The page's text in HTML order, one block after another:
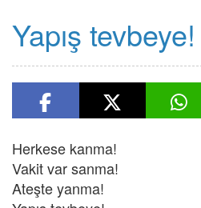
Yapış tevbeye!
Herkese kanma!
Vakit var sanma!
Ateşte yanma!